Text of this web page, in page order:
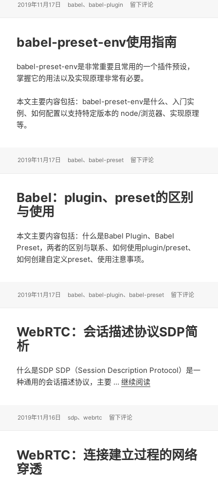
发
2019年11月17日
标
babel、 babel-plugin 于Babel插件开发入门指南
留下评论
babel-preset-env使用指南
babel-preset-env是非常重要且常用的一个插件预设，
掌握它的用法以及实现原理非常有必要。
本文主要内容包括：babel-preset-env是什么、入门实
例、如何配置以支持特定版本的 node/浏览器、实现原理
等。
发
2019年11月17日
标
babel、 babel-preset 于babel-preset-env使用指南
留下评论
Babel：plugin、preset的区别
与使用
本文主要内容包括：什么是Babel Plugin、Babel
Preset，两者的区别与联系、如何使用plugin/preset、
如何创建自定义preset、使用注意事项。
发
2019年11月17日
标
babel、 babel-plugin、 babel-preset 于Babel：plugin
留下评论
WebRTC：会话描述协议SDP简
析
什么是SDP SDP（Session Description Protocol）是一
种通用的会话描述协议，主要 …继续阅读
发
2019年11月16日
标
sdp、webrtc 于WebRTC：会话描述协议SDP简析
留下评论
WebRTC：连接建立过程的网络
穿透